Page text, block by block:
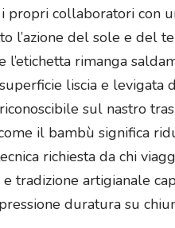
propri collaboratori con
l’azione del sole e del
rimanga
liscia e
sul nastro
il bambù significa
richiesta da chi
artigianale
duratura su